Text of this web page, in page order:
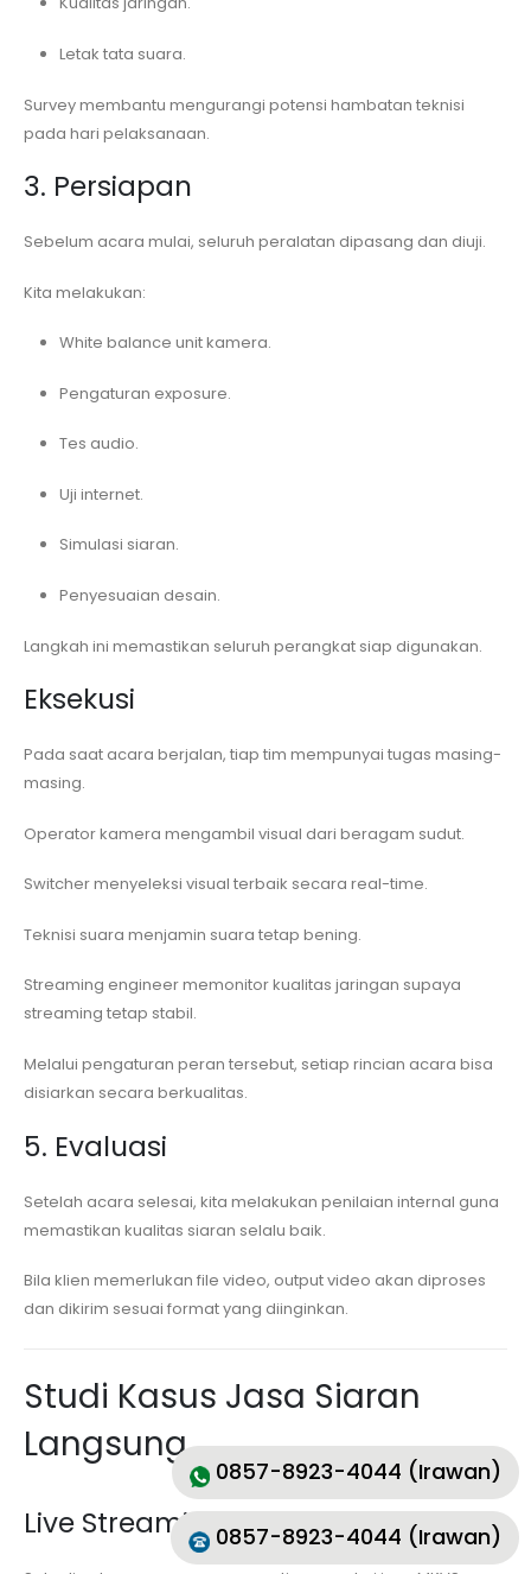
Letak tata suara.
Survey membantu mengurangi potensi hambatan teknisi
pada hari pelaksanaan.
3. Persiapan
Sebelum acara mulai, seluruh peralatan dipasang dan diuji.
Kita melakukan:
White balance unit kamera.
Pengaturan exposure.
Tes audio.
Uji internet.
Simulasi siaran.
Penyesuaian desain.
Langkah ini memastikan seluruh perangkat siap digunakan.
Eksekusi
Pada saat acara berjalan, tiap tim mempunyai tugas masing-
masing.
Operator kamera mengambil visual dari beragam sudut.
Switcher menyeleksi visual terbaik secara real-time.
Teknisi suara menjamin suara tetap bening.
Streaming engineer memonitor kualitas jaringan supaya
streaming tetap stabil.
Melalui pengaturan peran tersebut, setiap rincian acara bisa
disiarkan secara berkualitas.
5. Evaluasi
Setelah acara selesai, kita melakukan penilaian internal guna
memastikan kualitas siaran selalu baik.
Bila klien memerlukan file video, output video akan diproses
dan dikirim sesuai format yang diinginkan.
Studi Kasus Jasa Siaran
Langsung
Live Streaming Wedding
0857-8923-4044 (Irawan)
0857-8923-4044 (Irawan)